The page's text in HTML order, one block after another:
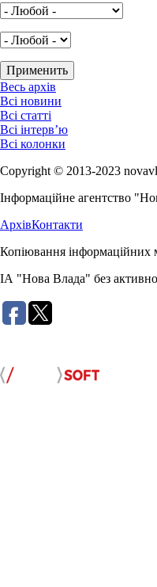
Весь архів
Всі новини
Всі статті
Всі інтерв’ю
Всі колонки
Copyright © 2013-2023
Інформаційне агентство
АрхівКонтакти
Копіювання інформаційних
ІА "Нова Влада" без